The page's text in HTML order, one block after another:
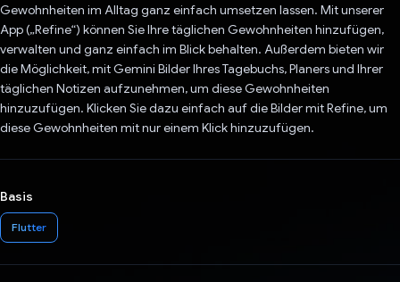
Gewohnheiten im Alltag ganz einfach umsetzen lassen. Mit unserer
App („Refine“) können Sie Ihre täglichen Gewohnheiten hinzufügen,
verwalten und ganz einfach im Blick behalten. Außerdem bieten wir
die Möglichkeit, mit Gemini Bilder Ihres Tagebuchs, Planers und Ihrer
täglichen Notizen aufzunehmen, um diese Gewohnheiten
hinzuzufügen. Klicken Sie dazu einfach auf die Bilder mit Refine, um
diese Gewohnheiten mit nur einem Klick hinzuzufügen.
Basis
Flutter